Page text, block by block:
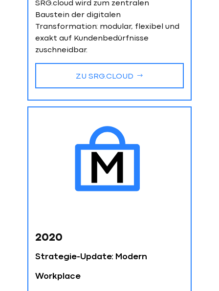
SRG.cloud wird zum zentralen
Baustein der digitalen
Transformation: modular, flexibel und
exakt auf Kundenbedürfnisse
zuschneidbar.
ZU SRG.CLOUD
2020
Strategie-Update: Modern
Workplace